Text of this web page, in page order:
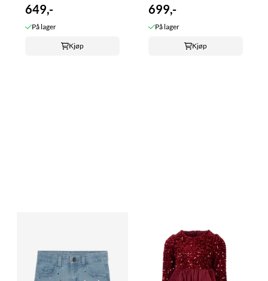
649,-
På lager
Kjøp
699,-
På lager
Kjøp